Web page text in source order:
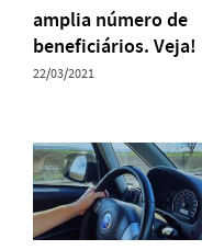
amplia número de
beneficiários. Veja!
22/03/2021